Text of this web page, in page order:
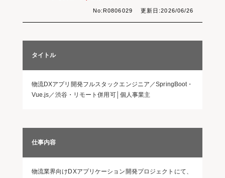
No:R0806029 更新日:2026/06/26
タイトル
物流DXアプリ開発フルスタックエンジニア／SpringBoot・
Vue.js／渋谷・リモート併用可│個人事業主
仕事内容
物流業界向けDXアプリケーション開発プロジェクトにて、